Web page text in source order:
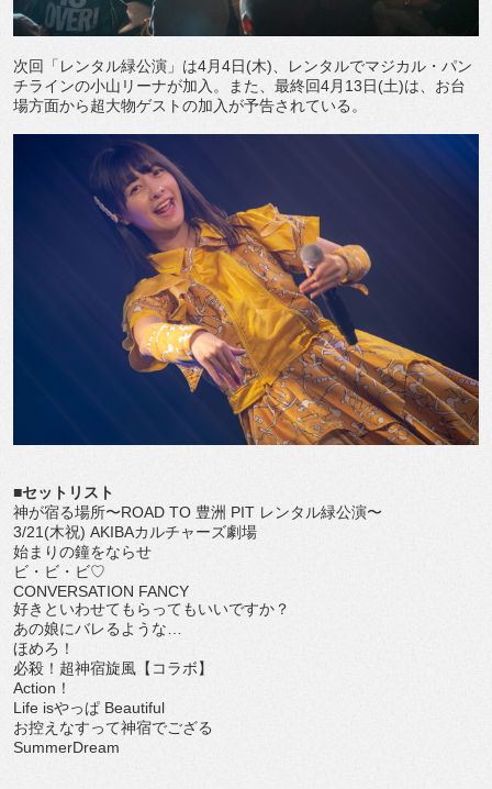
次回「レンタル緑公演」は4月4日(木)、レンタルでマジカル・パン
チラインの小山リーナが加入。また、最終回4月13日(土)は、お台
場方面から超大物ゲストの加入が予告されている。
■セットリスト
神が宿る場所〜ROAD TO 豊洲 PIT レンタル緑公演〜
3/21(木祝) AKIBAカルチャーズ劇場
始まりの鐘をならせ
ビ・ビ・ビ♡
CONVERSATION FANCY
好きといわせてもらってもいいですか？
あの娘にバレるような…
ほめろ！
必殺！超神宿旋風【コラボ】
Action！
Life isやっぱ Beautiful
お控えなすって神宿でござる
SummerDream